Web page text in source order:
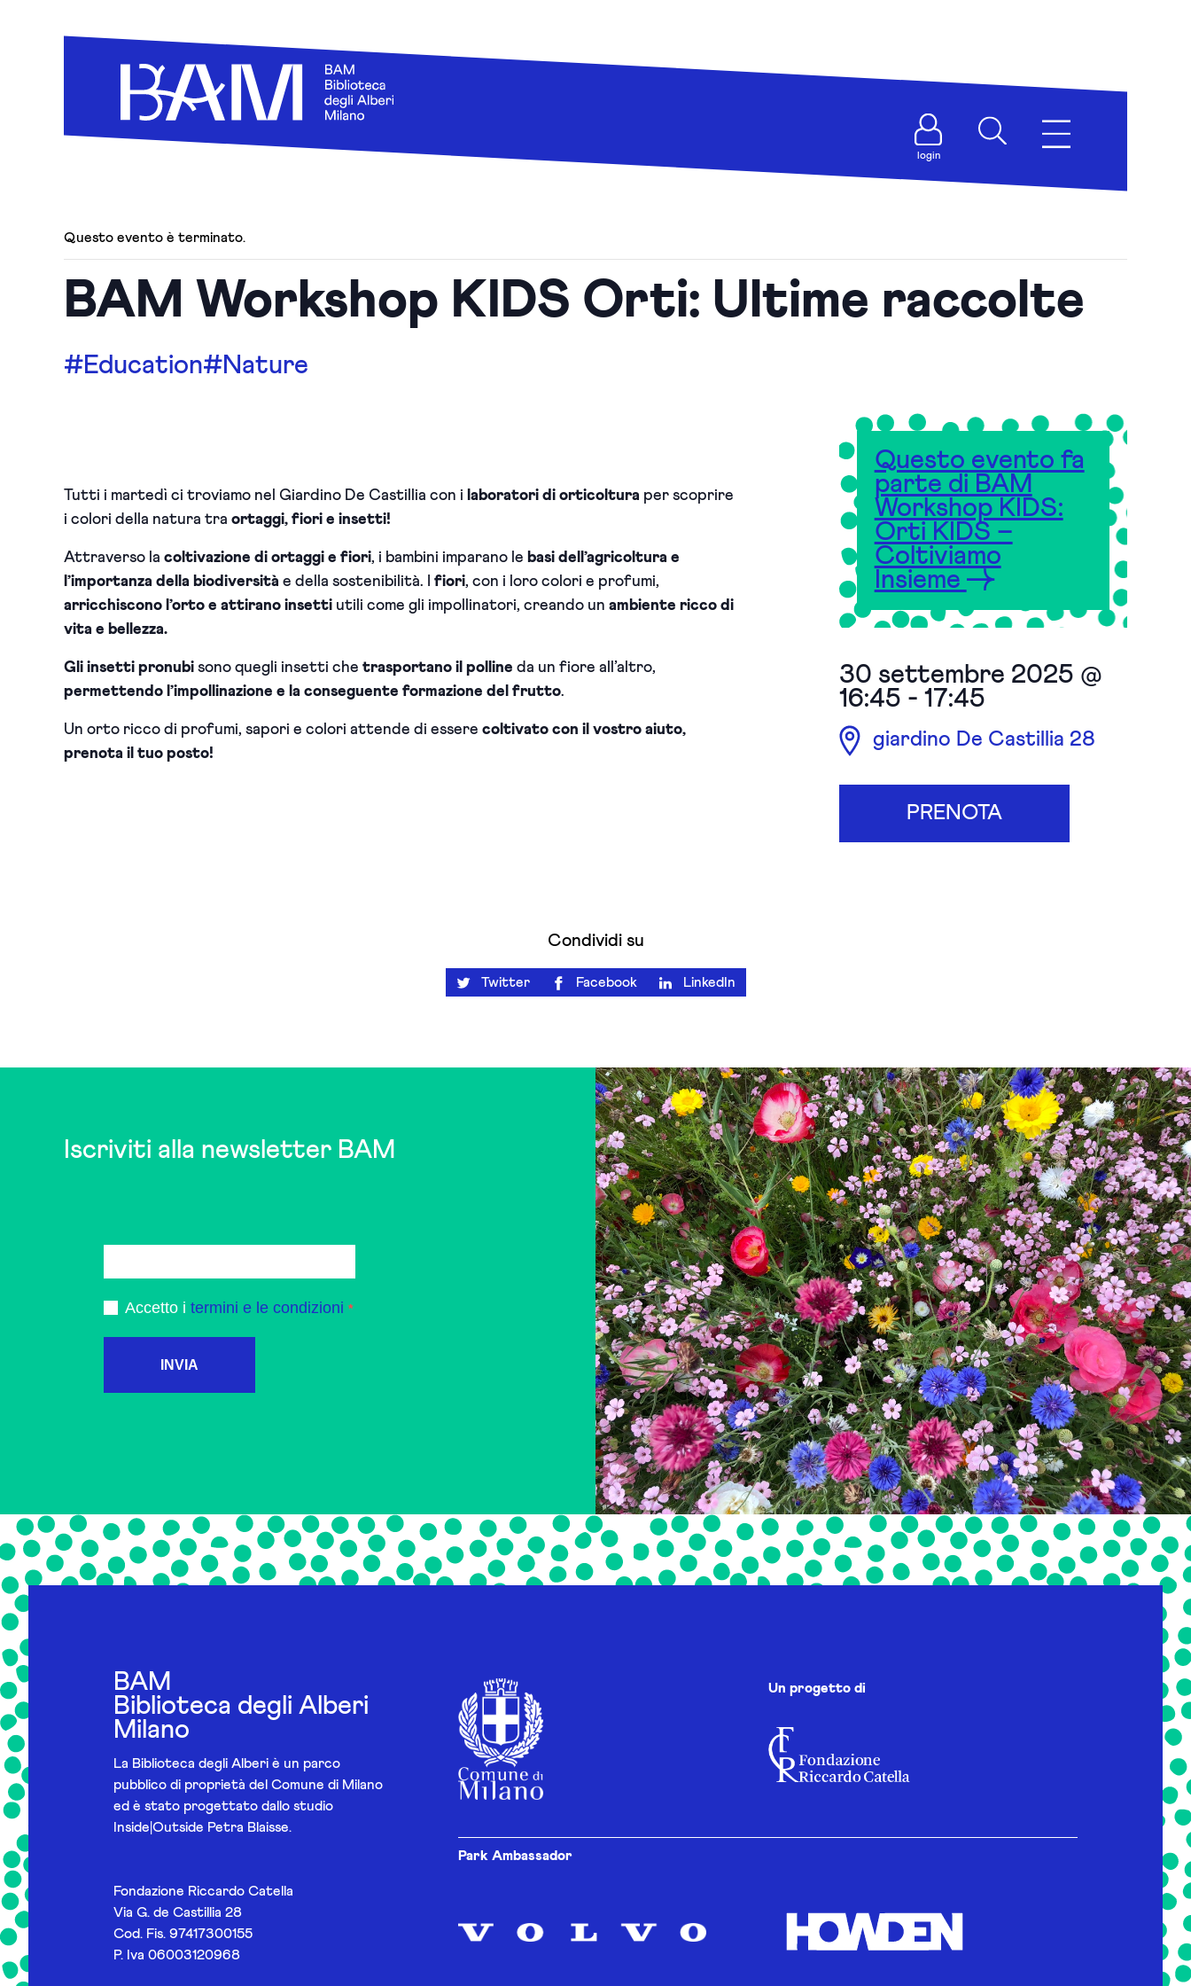
login
Questo evento è terminato.
BAM Workshop KIDS Orti: Ultime raccolte
#Education#Nature
Tutti i martedì ci troviamo nel Giardino De Castillia con i laboratori di orticoltura per scoprire
i colori della natura tra ortaggi, fiori e insetti!
Attraverso la coltivazione di ortaggi e fiori, i bambini imparano le basi dell’agricoltura e
l’importanza della biodiversità e della sostenibilità. fiori, con i loro colori e profumi,
arricchiscono l’orto e attirano insetti utili come gli impollinatori, creando un ambiente ricco di
vita e bellezza.
Gli insetti pronubi sono quegli insetti che trasportano il polline da un fiore all’altro,
permettendo l’impollinazione e la conseguente formazione del frutto.
Un orto ricco di profumi, sapori e colori attende di essere coltivato con il vostro aiuto,
prenota il tuo posto!
Questo evento fa
parte di BAM
Workshop KIDS:
Orti KIDS –
Coltiviamo
Insieme
30 settembre 2025 @
16:45 - 17:45
giardino De Castillia 28
PRENOTA
Condividi su
Twitter Facebook LinkedIn
Iscriviti alla newsletter BAM
Accetto i termini e le condizioni
INVIA
BAM
Biblioteca degli Alberi
Milano
La Biblioteca degli Alberi è un parco
pubblico di proprietà del Comune di Milano
ed è stato progettato dallo studio
Inside|Outside Petra Blaisse.
Fondazione Riccardo Catella
Via G. de Castillia 28
Cod. Fis. 97417300155
P. Iva 06003120968
Un progetto di
Park Ambassador